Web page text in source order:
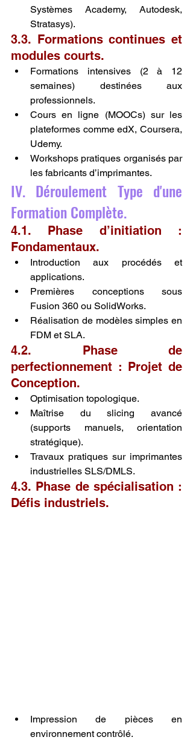
Systèmes Academy, Autodesk,
Stratasys).
3.3. Formations continues et
modules courts.
Formations intensives (2 à 12
semaines) destinées aux
professionnels.
Cours en ligne (MOOCs) sur les
plateformes comme edX, Coursera,
Udemy.
Workshops pratiques organisés par
les fabricants d’imprimantes.
IV. Déroulement Type d'une
Formation Complète.
4.1. Phase d’initiation :
Fondamentaux.
Introduction aux procédés et
applications.
Premières conceptions sous
Fusion 360 ou SolidWorks.
Réalisation de modèles simples en
FDM et SLA.
4.2. Phase de
perfectionnement : Projet de
Conception.
Optimisation topologique.
Maîtrise du slicing avancé
(supports manuels, orientation
stratégique).
Travaux pratiques sur imprimantes
industrielles SLS/DMLS.
4.3. Phase de spécialisation :
Défis industriels.
Impression de pièces en
environnement contrôlé.